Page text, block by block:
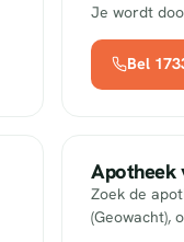
Je wordt
Bel
Apotheek
Zoek de
(Geowacht),